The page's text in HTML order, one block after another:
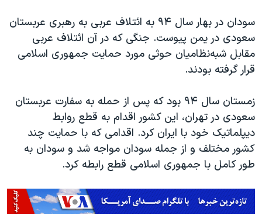
سودان در بهار سال ۹۴ به ائتلاف عربی به رهبری عربستان
سعودی در یمن پیوست. جنگی که در آن ائتلاف عربی
مقابل شبه‌نظامیان حوثی مورد حمایت جمهوری اسلامی
قرار گرفته بودند.
زمستان سال ۹۴ بود که پس از حمله به سفارت عربستان
سعودی در تهران، این کشور اقدام به قطع روابط
دیپلماتیک خود با ایران کرد. اقدامی که با حمایت چند
کشور مختلف و از جمله سودان مواجه شد و سودان به
طور کامل با جمهوری اسلامی قطع رابطه کرد.